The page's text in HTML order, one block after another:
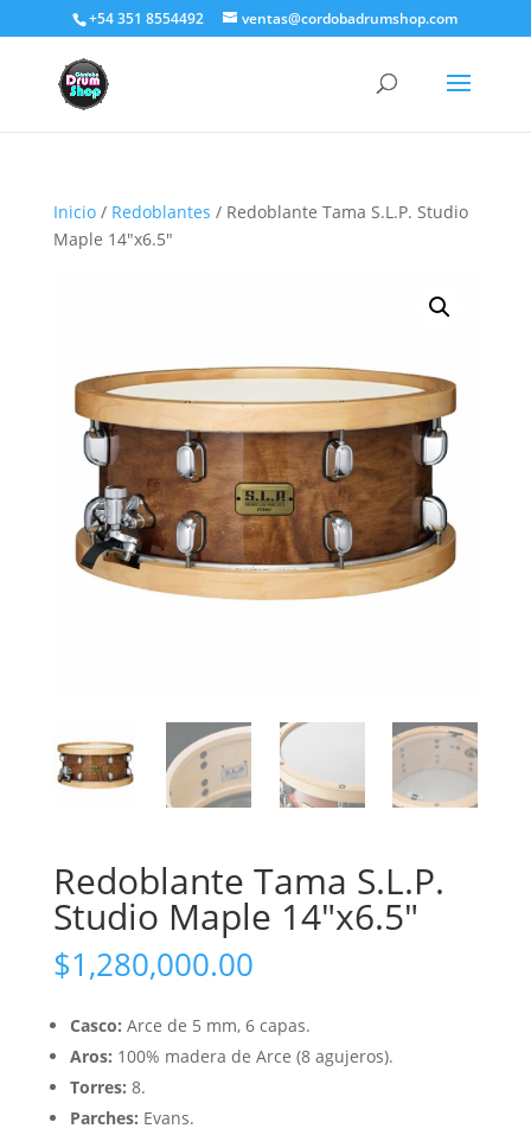
+54 351 8554492 ventas@cordobadrumshop.com
Inicio/ Redoblantes / Redoblante Tama S.L.P. Studio
Maple 14″x6.5″
Redoblante Tama S.L.P.
Studio Maple 14″x6.5″
$1,280,000.00
Casco: Arce de 5 mm, 6 capas.
Aros: 100% madera de Arce (8 agujeros).
Torres: 8.
Parches: Evans.